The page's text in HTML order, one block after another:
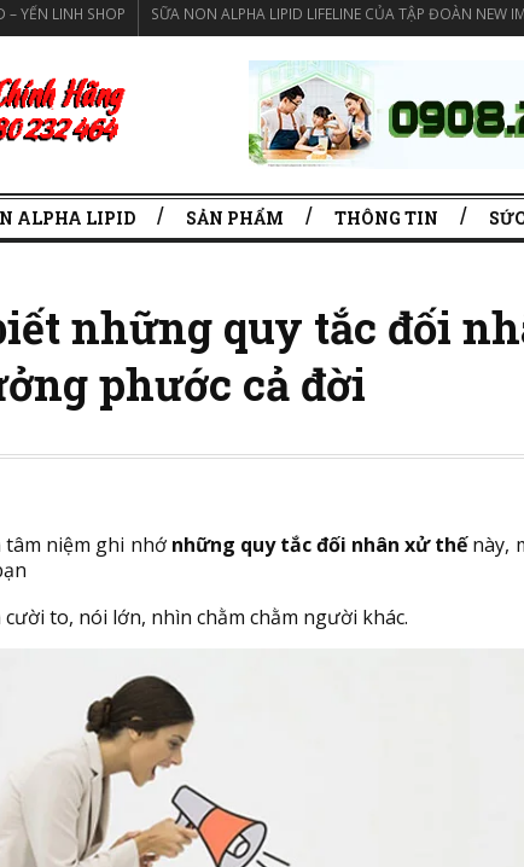
– YẾN LINH SHOP
SỮA NON ALPHA LIPID LIFELINE CỦA TẬP ĐOÀN NEW
ALPHA LIPID SẢN PHẨM THÔNG TIN
những quy tắc đối
phước cả đời
tâm niệm ghi nhớ những quy tắc đối nhân xử thếnày,
to, nói lớn, nhìn chằm chằm người khác.